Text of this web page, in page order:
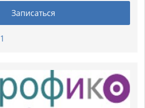
Записаться